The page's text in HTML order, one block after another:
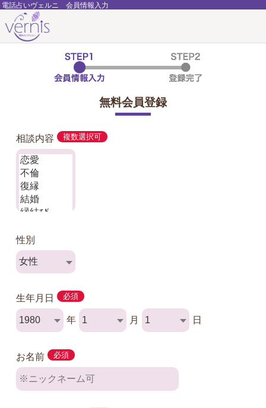
電話占いヴェルニ 会員情報入力
無料会員登録
相談内容 複数選択可
性別
生年月日 必須
年 月 日
お名前 必須